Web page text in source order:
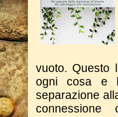
vuoto. Questo
ogni cosa e
separazione